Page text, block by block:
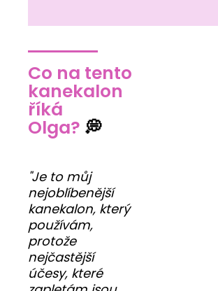
Co na tento
kanekalon
říká
Olga? 💭
"Je to můj
nejoblíbenější
kanekalon, který
používám,
protože
nejčastější
účesy, které